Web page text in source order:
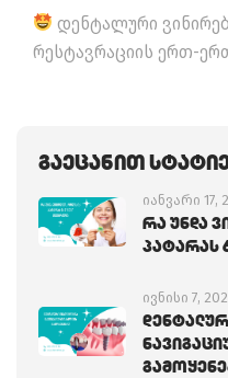
დენტალური
რესტავრაციის ერთ-
Გაეცანით
იანვარი 17,
Რა Უნდა
Პატარას
ივნისი 7,